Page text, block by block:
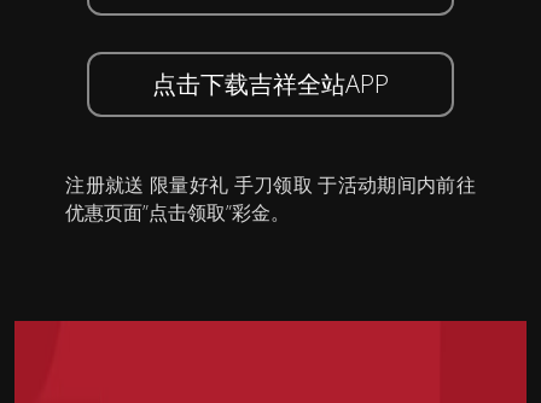
点击下载吉祥全站APP
注册就送 限量好礼 手刀领取 于活动期间内前往
优惠页面”点击领取”彩金。